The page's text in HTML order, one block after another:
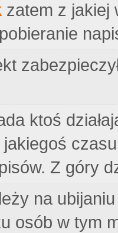
zatem z jakiej
ktoś
Z góry
na
osób w tym